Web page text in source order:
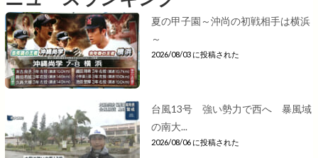
夏の甲子園～沖尚の初戦相手は横浜
～
2026/08/03 に投稿された
台風13号 強い勢力で西へ 暴風域
の南大...
2026/08/06 に投稿された